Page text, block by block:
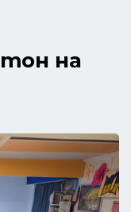
на